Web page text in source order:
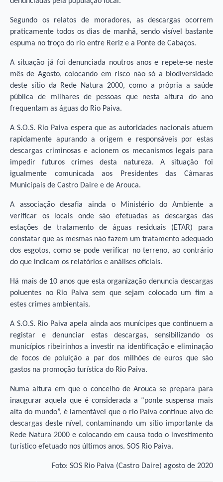
Segundo os relatos de moradores, as descargas ocorrem
praticamente todos os dias de manhã, sendo visível bastante
espuma no troço do rio entre Reriz e a Ponte de Cabaços.
A situação já foi denunciada noutros anos e repete-se neste
mês de Agosto, colocando em risco não só a biodiversidade
deste sítio da Rede Natura 2000, como a própria a saúde
pública de milhares de pessoas que nesta altura do ano
frequentam as águas do Rio Paiva.
A S.O.S. Rio Paiva espera que as autoridades nacionais atuem
rapidamente apurando a origem e responsáveis por estas
descargas criminosas e acionem os mecanismos legais para
impedir futuros crimes desta natureza. A situação foi
igualmente comunicada aos Presidentes das Câmaras
Municipais de Castro Daire e de Arouca.
A associação desafia ainda o Ministério do Ambiente a
verificar os locais onde são efetuadas as descargas das
estações de tratamento de águas residuais (ETAR) para
constatar que as mesmas não fazem um tratamento adequado
dos esgotos, como se pode verificar no terreno, ao contrário
do que indicam os relatórios e análises oficiais.
Há mais de 10 anos que esta organização denuncia descargas
poluentes no Rio Paiva sem que sejam colocado um fim a
estes crimes ambientais.
A S.O.S. Rio Paiva apela ainda aos munícipes que continuem a
registar e denunciar estas descargas, sensibilizando os
municípios ribeirinhos a investir na identificação e eliminação
de focos de poluição a par dos milhões de euros que são
gastos na promoção turística do Rio Paiva.
Numa altura em que o concelho de Arouca se prepara para
inaugurar aquela que é considerada a “ponte suspensa mais
alta do mundo”, é lamentável que o rio Paiva continue alvo de
descargas deste nível, contaminando um sítio importante da
Rede Natura 2000 e colocando em causa todo o investimento
turístico efetuado nos últimos anos. SOS Rio Paiva.
Foto: SOS Rio Paiva (Castro Daire) agosto de 2020